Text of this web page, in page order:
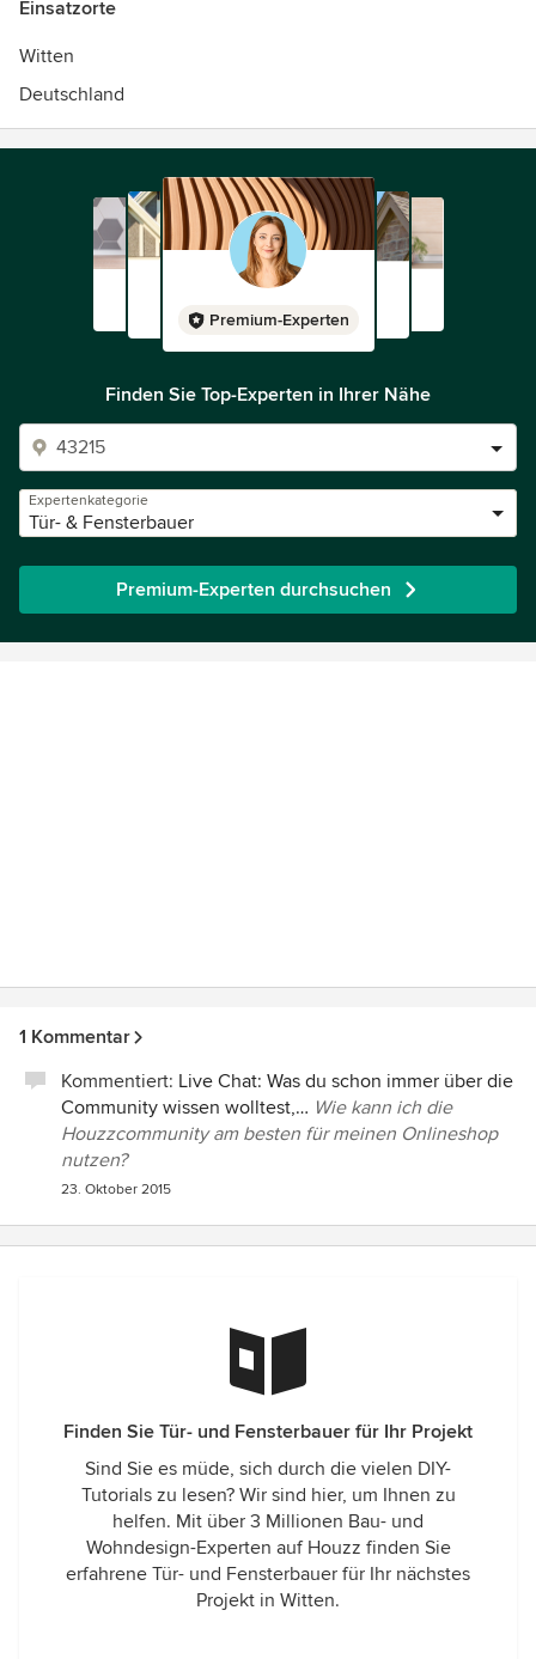
Einsatzorte
Witten
Deutschland
Premium-Experten
Finden Sie Top-Experten in Ihrer Nähe
Expertenkategorie
Tür- & Fensterbauer
Premium-Experten durchsuchen
1 Kommentar
Kommentiert: Live Chat: Was du schon immer über die
Community wissen wolltest,… Wie kann ich die
Houzzcommunity am besten für meinen Onlineshop
nutzen?
23. Oktober 2015
Finden Sie Tür- und Fensterbauer für Ihr Projekt
Sind Sie es müde, sich durch die vielen DIY-
Tutorials zu lesen? Wir sind hier, um Ihnen zu
helfen. Mit über 3 Millionen Bau- und
Wohndesign-Experten auf Houzz finden Sie
erfahrene Tür- und Fensterbauer für Ihr nächstes
Projekt in Witten.